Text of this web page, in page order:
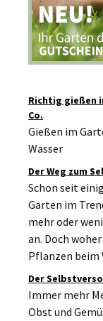
Richtig gießen
Co.
Gießen im
Wasser
Der Weg zum
Schon seit
Garten im
mehr oder
an. Doch
Pflanzen beim
Der
Immer mehr
Obst und